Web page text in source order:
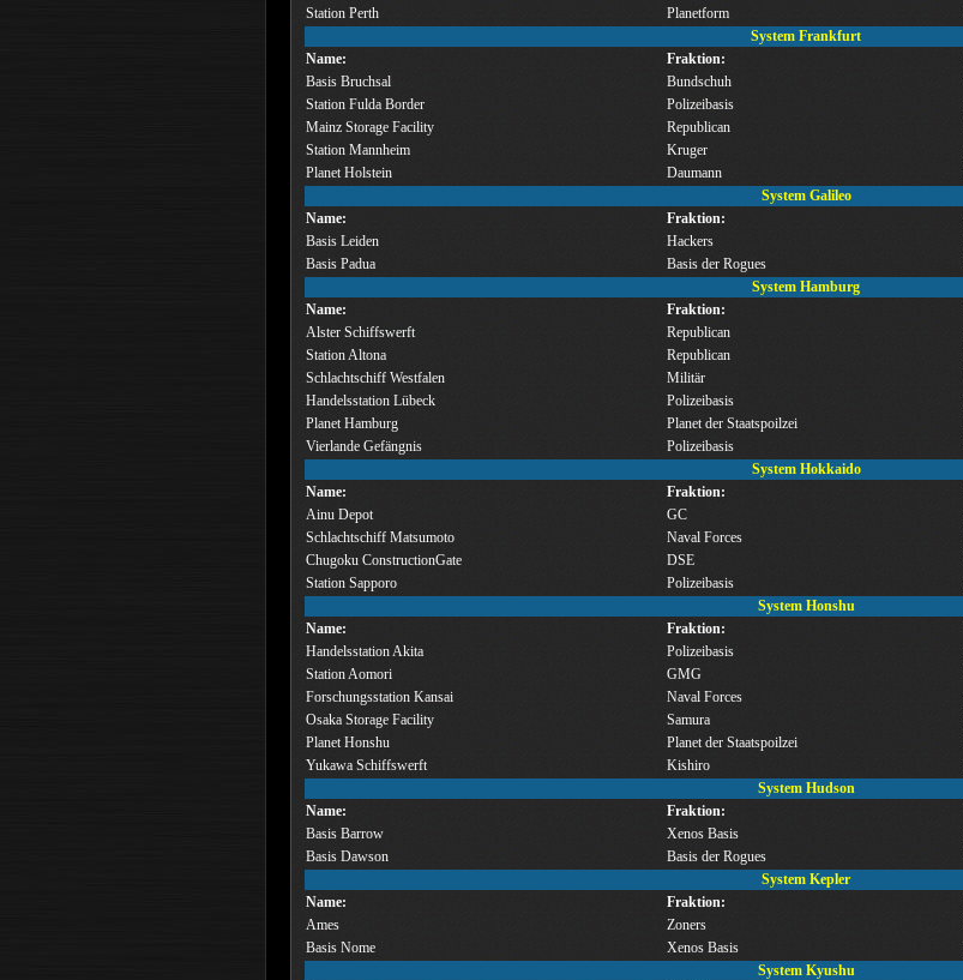
Station Perth
Planetform
System Frankfurt
Name:
Fraktion:
Basis Bruchsal
Bundschuh
Station Fulda Border
Polizeibasis
Mainz Storage Facility
Republican
Station Mannheim
Kruger
Planet Holstein
Daumann
System Galileo
Name:
Fraktion:
Basis Leiden
Hackers
Basis Padua
Basis der Rogues
System Hamburg
Name:
Fraktion:
Alster Schiffswerft
Republican
Station Altona
Republican
Schlachtschiff Westfalen
Militär
Handelsstation Lübeck
Polizeibasis
Planet Hamburg
Planet der Staatspoilzei
Vierlande Gefängnis
Polizeibasis
System Hokkaido
Name:
Fraktion:
Ainu Depot
GC
Schlachtschiff Matsumoto
Naval Forces
Chugoku ConstructionGate
DSE
Station Sapporo
Polizeibasis
System Honshu
Name:
Fraktion:
Handelsstation Akita
Polizeibasis
Station Aomori
GMG
Forschungsstation Kansai
Naval Forces
Osaka Storage Facility
Samura
Planet Honshu
Planet der Staatspoilzei
Yukawa Schiffswerft
Kishiro
System Hudson
Name:
Fraktion:
Basis Barrow
Xenos Basis
Basis Dawson
Basis der Rogues
System Kepler
Name:
Fraktion:
Ames
Zoners
Basis Nome
Xenos Basis
System Kyushu